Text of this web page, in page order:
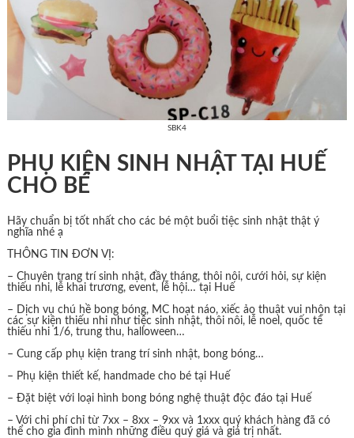
SBK4
PHỤ KIỆN SINH NHẬT TẠI HUẾ
CHO BÉ
Hãy chuẩn bị tốt nhất cho các bé một buổi tiệc sinh nhật thật ý
nghĩa nhé ạ
THÔNG TIN ĐƠN VỊ:
– Chuyên trang trí sinh nhật, đầy tháng, thôi nôi, cưới hỏi, sự kiện
thiếu nhi, lễ khai trương, event, lễ hội… tại Huế
– Dịch vụ chú hề bong bóng, MC hoạt náo, xiếc ảo thuật vui nhộn tại
các sự kiện thiếu nhi như tiệc sinh nhật, thôi nôi, lễ noel, quốc tế
thiếu nhi 1/6, trung thu, halloween…
– Cung cấp phụ kiện trang trí sinh nhật, bong bóng…
– Phụ kiện thiết kế, handmade cho bé tại Huế
– Đặt biệt với loại hình bong bóng nghệ thuật độc đáo tại Huế
– Với chi phí chỉ từ 7xx – 8xx – 9xx và 1xxx quý khách hàng đã có
thể cho gia đình mình những điều quý giá và giá trị nhất.